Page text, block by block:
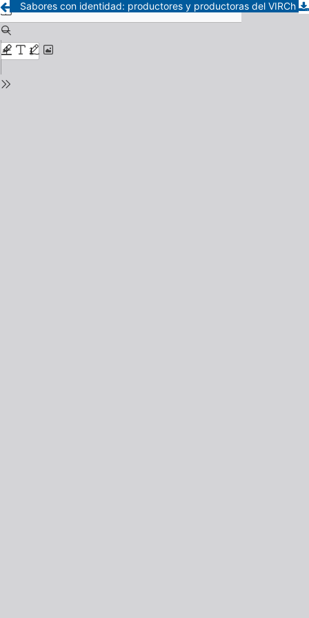
Sabores con identidad: productores y productoras del VIRCh en acción colectiva